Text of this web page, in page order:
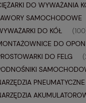
DO WYWAŻANIA
SAMOCHODOWE
DO KÓŁ
DO OPON
DO FELG
PNEUMATYCZNE